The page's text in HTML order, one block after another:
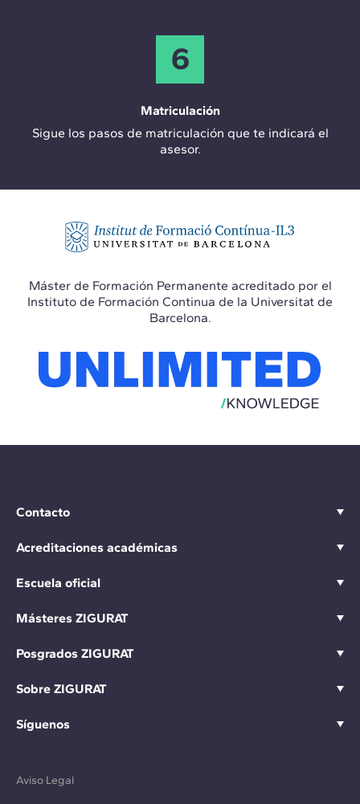
6
Matriculación
Sigue los pasos de matriculación que te indicará el
asesor.
Máster de Formación Permanente acreditado por el
Instituto de Formación Continua de la Universitat de
Barcelona.
Contacto
Acreditaciones académicas
Escuela oficial
Másteres ZIGURAT
Posgrados ZIGURAT
Sobre ZIGURAT
Síguenos
Aviso Legal